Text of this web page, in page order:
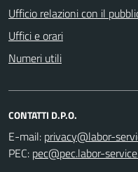
Ufficio relazioni con il
Uffici e orari
Numeri utili
CONTATTI D.P.O.
E-mail:
PEC: